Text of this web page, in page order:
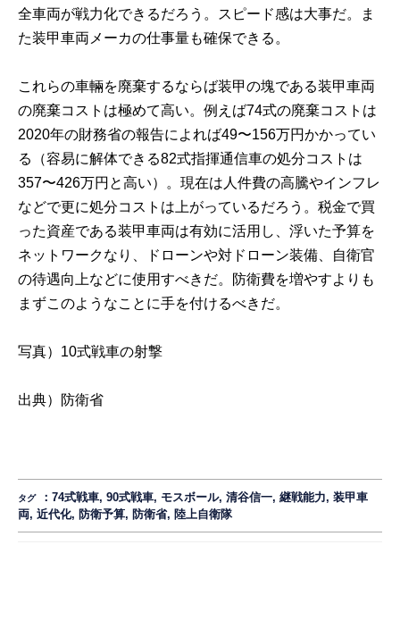
全車両が戦力化できるだろう。スピード感は大事だ。ま
た装甲車両メーカの仕事量も確保できる。
これらの車輛を廃棄するならば装甲の塊である装甲車両
の廃棄コストは極めて高い。例えば74式の廃棄コストは
2020年の財務省の報告によれば49〜156万円かかってい
る（容易に解体できる82式指揮通信車の処分コストは
357〜426万円と高い）。現在は人件費の高騰やインフレ
などで更に処分コストは上がっているだろう。税金で買
った資産である装甲車両は有効に活用し、浮いた予算を
ネットワークなり、ドローンや対ドローン装備、自衛官
の待遇向上などに使用すべきだ。防衛費を増やすよりも
まずこのようなことに手を付けるべきだ。
写真）10式戦車の射撃
出典） 防衛省
タグ ：74式戦車,90式戦車, モスボール,清谷信一,継戦能力,装甲車
両,近代化, 防衛予算, 防衛省, 陸上自衛隊